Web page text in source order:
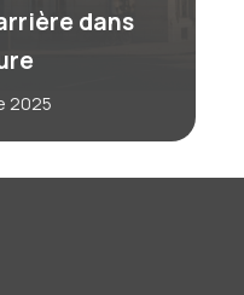
dans
2025